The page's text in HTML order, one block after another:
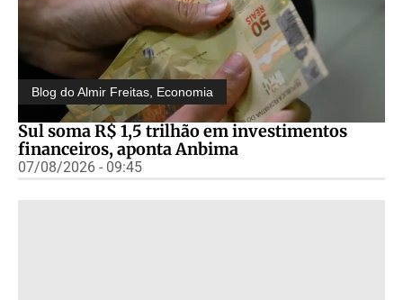
Blog do Almir Freitas Economia
Sul soma R$ 1,5 trilhão em investimentos
financeiros, aponta Anbima
07/08/2026 - 09:45